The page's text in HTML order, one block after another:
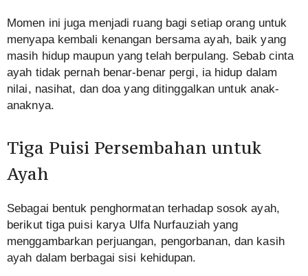
Momen ini juga menjadi ruang bagi setiap orang untuk
menyapa kembali kenangan bersama ayah, baik yang
masih hidup maupun yang telah berpulang. Sebab cinta
ayah tidak pernah benar-benar pergi, ia hidup dalam
nilai, nasihat, dan doa yang ditinggalkan untuk anak-
anaknya.
Tiga Puisi Persembahan untuk
Ayah
Sebagai bentuk penghormatan terhadap sosok ayah,
berikut tiga puisi karya Ulfa Nurfauziah yang
menggambarkan perjuangan, pengorbanan, dan kasih
ayah dalam berbagai sisi kehidupan.